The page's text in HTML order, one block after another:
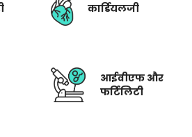
कार्डियलजी
आईवीएफ और
फर्टिलिटी